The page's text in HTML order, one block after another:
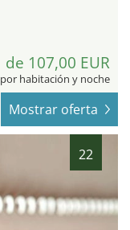
de 107,00 EUR
por habitación y noche
Mostrar oferta
22